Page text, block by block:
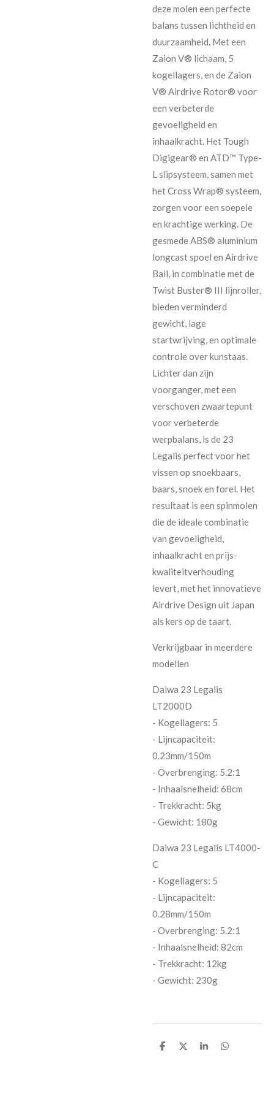
deze molen een perfecte
balans tussen lichtheid en
duurzaamheid. Met een
Zaion V® lichaam, 5
kogellagers, en de Zaion
V® Airdrive Rotor® voor
een verbeterde
gevoeligheid en
inhaalkracht. Het Tough
Digigear® en ATD™ Type-
L slipsysteem, samen met
het Cross Wrap® systeem,
zorgen voor een soepele
en krachtige werking. De
gesmede ABS® aluminium
longcast spoel en Airdrive
Bail, in combinatie met de
Twist Buster® III lijnroller,
bieden verminderd
gewicht, lage
startwrijving, en optimale
controle over kunstaas.
Lichter dan zijn
voorganger, met een
verschoven zwaartepunt
voor verbeterde
werpbalans, is de 23
Legalis perfect voor het
vissen op snoekbaars,
baars, snoek en forel. Het
resultaat is een spinmolen
die de ideale combinatie
van gevoeligheid,
inhaalkracht en prijs-
kwaliteitverhouding
levert, met het innovatieve
Airdrive Design uit Japan
als kers op de taart.
Verkrijgbaar in meerdere
modellen
Daiwa 23 Legalis
LT2000D
- Kogellagers: 5
- Lijncapaciteit:
0.23mm/150m
- Overbrenging: 5.2:1
- Inhaalsnelheid: 68cm
- Trekkracht: 5kg
- Gewicht: 180g
Daiwa 23 Legalis LT4000-
C
- Kogellagers: 5
- Lijncapaciteit:
0.28mm/150m
- Overbrenging: 5.2:1
- Inhaalsnelheid: 82cm
- Trekkracht: 12kg
- Gewicht: 230g
D
D
S
D